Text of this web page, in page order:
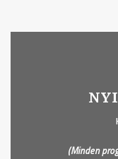
(Minden